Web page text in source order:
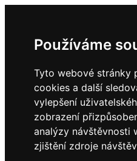
Používáme
Tyto webové stránky
cookies a další
vylepšení
zobrazení
analýzy návštěvnosti
zjištění zdroje